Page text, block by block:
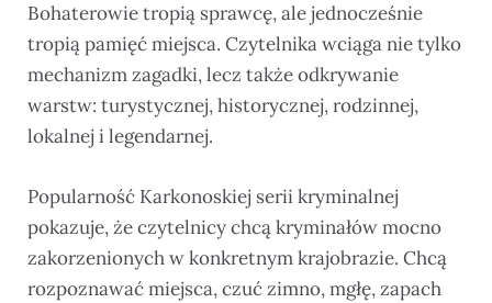
Bohaterowie tropią sprawcę, ale jednocześnie
tropią pamięć miejsca. Czytelnika wciąga nie tylko
mechanizm zagadki, lecz także odkrywanie
warstw: turystycznej, historycznej, rodzinnej,
lokalnej i legendarnej.
Popularność Karkonoskiej serii kryminalnej
pokazuje, że czytelnicy chcą kryminałów mocno
zakorzenionych w konkretnym krajobrazie. Chcą
rozpoznawać miejsca, czuć zimno, mgłę, zapach